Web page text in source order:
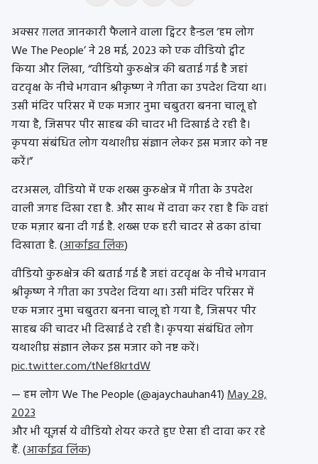
अक्सर ग़लत जानकारी फैलाने वाला ट्विटर हैन्डल ‘हम लोग
We The People’ ने 28 मई, 2023 को एक वीडियो ट्वीट
किया और लिखा, “वीडियो कुरुक्षेत्र की बताई गई है जहां
वटवृक्ष के नीचे भगवान श्रीकृष्ण ने गीता का उपदेश दिया था।
उसी मंदिर परिसर में एक मजार नुमा चबुतरा बनना चालू हो
गया है, जिसपर पीर साहब की चादर भी दिखाई दे रही है।
कृपया संबंधित लोग यथाशीघ्र संज्ञान लेकर इस मजार को नष्ट
करें।”
दरअसल, वीडियो में एक शख्स कुरुक्षेत्र में गीता के उपदेश
वाली जगह दिखा रहा है. और साथ में दावा कर रहा है कि वहां
एक मज़ार बना दी गई है. शख्स एक हरी चादर से ढका ढांचा
दिखाता है. (आर्काइव लिंक)
वीडियो कुरुक्षेत्र की बताई गई है जहां वटवृक्ष के नीचे भगवान
श्रीकृष्ण ने गीता का उपदेश दिया था। उसी मंदिर परिसर में
एक मजार नुमा चबुतरा बनना चालू हो गया है, जिसपर पीर
साहब की चादर भी दिखाई दे रही है। कृपया संबंधित लोग
यथाशीघ्र संज्ञान लेकर इस मजार को नष्ट करें।
pic.twitter.com/tNef8krtdW
— हम लोग We The People (@ajaychauhan41)May 28,
2023
और भी यूज़र्स ये वीडियो शेयर करते हुए ऐसा ही दावा कर रहे
हैं. (आर्काइव लिंक)